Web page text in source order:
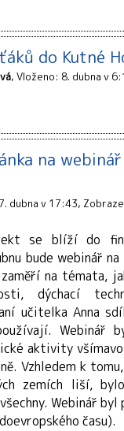
do Kutné
Vloženo: 8. dubna v
na
dubna v 17:43
se blíží do
bude webinář
na témata,
dýchací
učitelka Anna
Webinář
aktivity
Vzhledem k
zemích liší,
Webinář byl
času).